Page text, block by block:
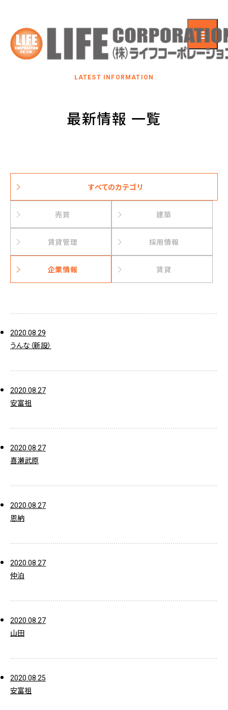
LATEST INFORMATION
最新情報 一覧
すべてのカテゴリ
売買 建築
賃貸管理 採用情報
企業情報 賃貸
2020.08.29
うんな（新設）
2020.08.27
安富祖
2020.08.27
喜瀬武原
2020.08.27
恩納
2020.08.27
仲泊
2020.08.27
山田
2020.08.25
安富祖